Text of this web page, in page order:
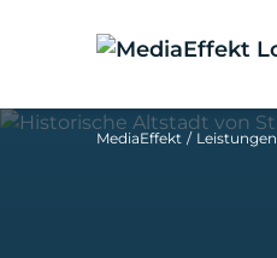
MediaEffekt Leistungen